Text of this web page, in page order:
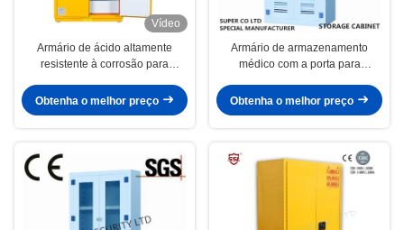
Vídeo
Armário de ácido altamente
resistente à corrosão para
químicos perigosos
Obtenha o melhor preço
Armário de armazenamento
médico com a porta para
crómicos
Obtenha o melhor preço